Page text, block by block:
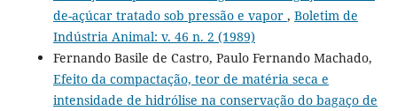
de-açúcar tratado sob pressão e vapor , Boletim de
Indústria Animal: v. 46 n. 2 (1989)
Fernando Basile de Castro, Paulo Fernando Machado,
Efeito da compactação, teor de matéria seca e
intensidade de hidrólise na conservação do bagaço de